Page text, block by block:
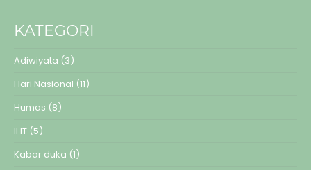
KATEGORI
Adiwiyata (3)
Hari Nasional (11)
Humas (8)
IHT (5)
Kabar duka (1)